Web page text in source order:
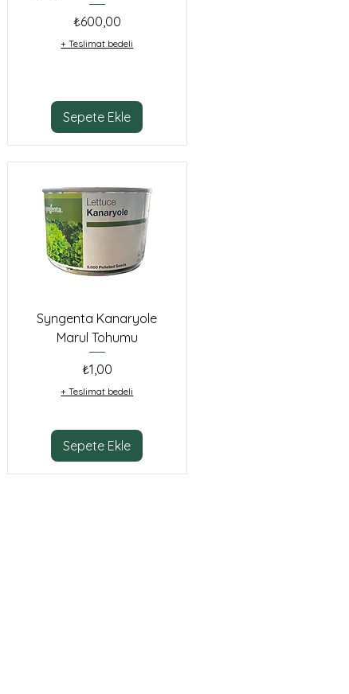
Fiyat
₺600,00
+ Teslimat bedeli
Sepete Ekle
Syngenta Kanaryole
Marul Tohumu
Fiyat
₺1,00
+ Teslimat bedeli
Sepete Ekle